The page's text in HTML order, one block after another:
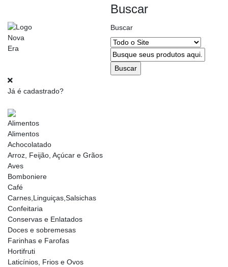
Buscar
Buscar
Já é cadastrado?
Alimentos
Alimentos
Achocolatado
Arroz, Feijão, Açúcar e Grãos
Aves
Bomboniere
Café
Carnes,Linguiças,Salsichas
Confeitaria
Conservas e Enlatados
Doces e sobremesas
Farinhas e Farofas
Hortifruti
Laticínios, Frios e Ovos